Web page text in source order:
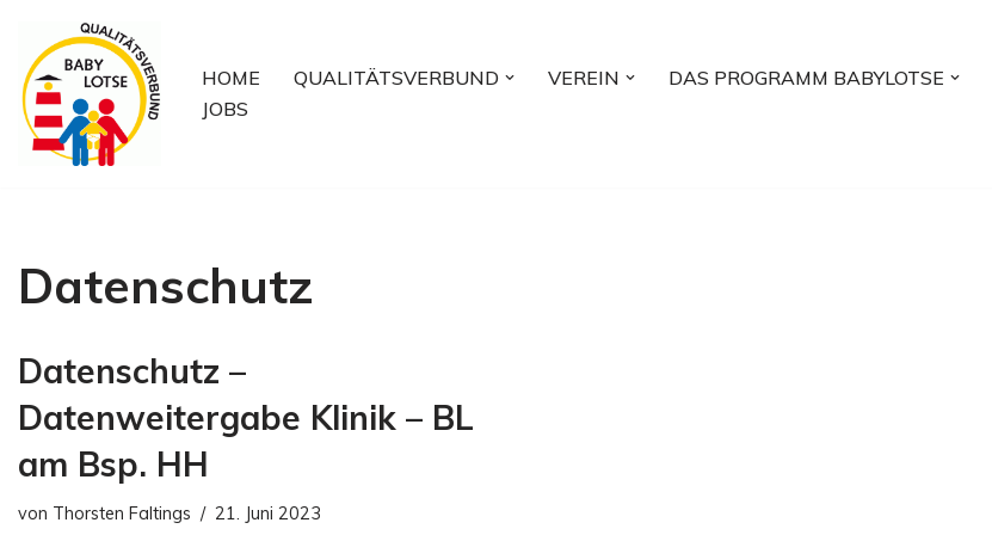
Zum
Inhalt
springen
HOME QUALITÄTSVERBUND VEREIN DAS PROGRAMM BABYLOTSE
JOBS
Datenschutz
Datenschutz –
Datenweitergabe Klinik – BL
am Bsp. HH
von Thorsten Faltings 21. Juni 2023